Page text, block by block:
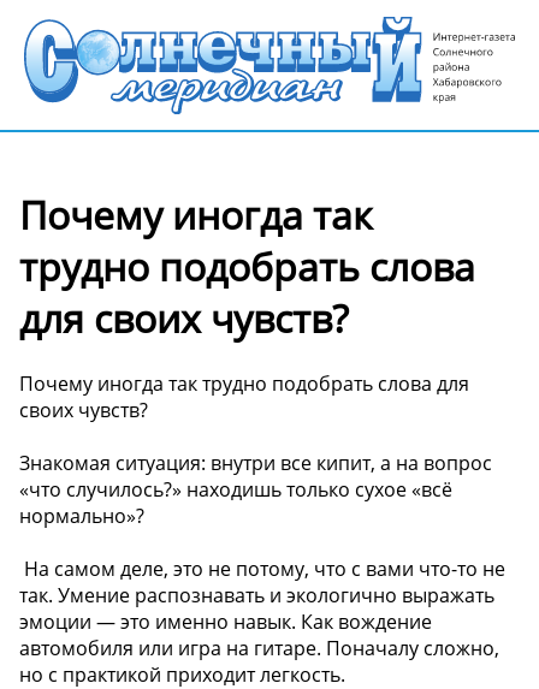
Почему иногда так
трудно подобрать слова
для своих чувств?
Почему иногда так трудно подобрать слова для
своих чувств?
Знакомая ситуация: внутри все кипит, а на вопрос
«что случилось?» находишь только сухое «всё
нормально»?
️ На самом деле, это не потому, что с вами что-то не
так. Умение распознавать и экологично выражать
эмоции — это именно навык. Как вождение
автомобиля или игра на гитаре. Поначалу сложно,
но с практикой приходит легкость.